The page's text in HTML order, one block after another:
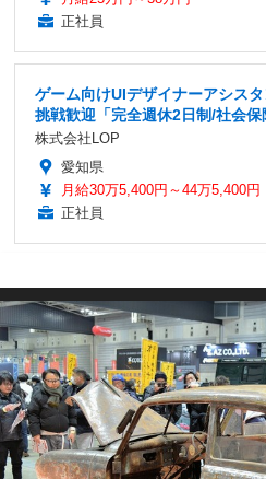
正社員
ゲーム向けUIデザイナーアシス
挑戦歓迎「完全週休2日制/社会
株式会社LOP
愛知県
月給30万5,400円～44万5,400円
正社員